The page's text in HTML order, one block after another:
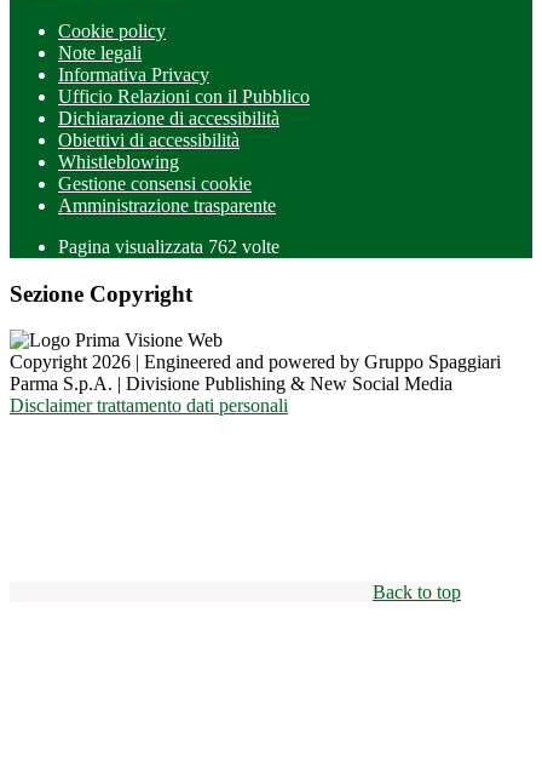
Cookie policy
Note legali
Informativa Privacy
Ufficio Relazioni con il Pubblico
Dichiarazione di accessibilità
Obiettivi di accessibilità
Whistleblowing
Gestione consensi cookie
Amministrazione trasparente
Pagina visualizzata 762 volte
Sezione Copyright
Copyright 2026 | Engineered and powered by Gruppo Spaggiari
Parma S.p.A. | Divisione Publishing & New Social Media
Disclaimer trattamento dati personali
Back to top